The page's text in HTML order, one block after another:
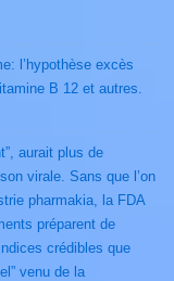
l’hypothèse excès
B 12 et autres.
virale. Sans que l’on
pharmakia, la FDA
préparent de
crédibles que
venu de la